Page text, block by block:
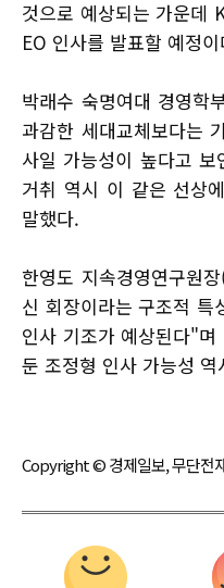
것으로 예상되는 가운데
EO 인사를 발표할 예정
박래수 숙명여대 경영학
과감한 세대교체보다는
사일 가능성이 높다고
거취 역시 이 같은 선상
말했다.
한영도 지속경영연구원
신 회장이라는 구조적 특
인사 기조가 예상된다"
둔 조정형 인사 가능성
Copyright © 경제일보, 무단전